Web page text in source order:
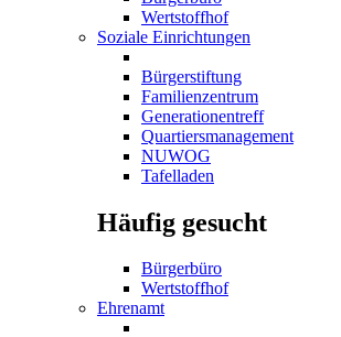
Wertstoffhof
Soziale Einrichtungen
Bürgerstiftung
Familienzentrum
Generationentreff
Quartiersmanagement
NUWOG
Tafelladen
Häufig gesucht
Bürgerbüro
Wertstoffhof
Ehrenamt